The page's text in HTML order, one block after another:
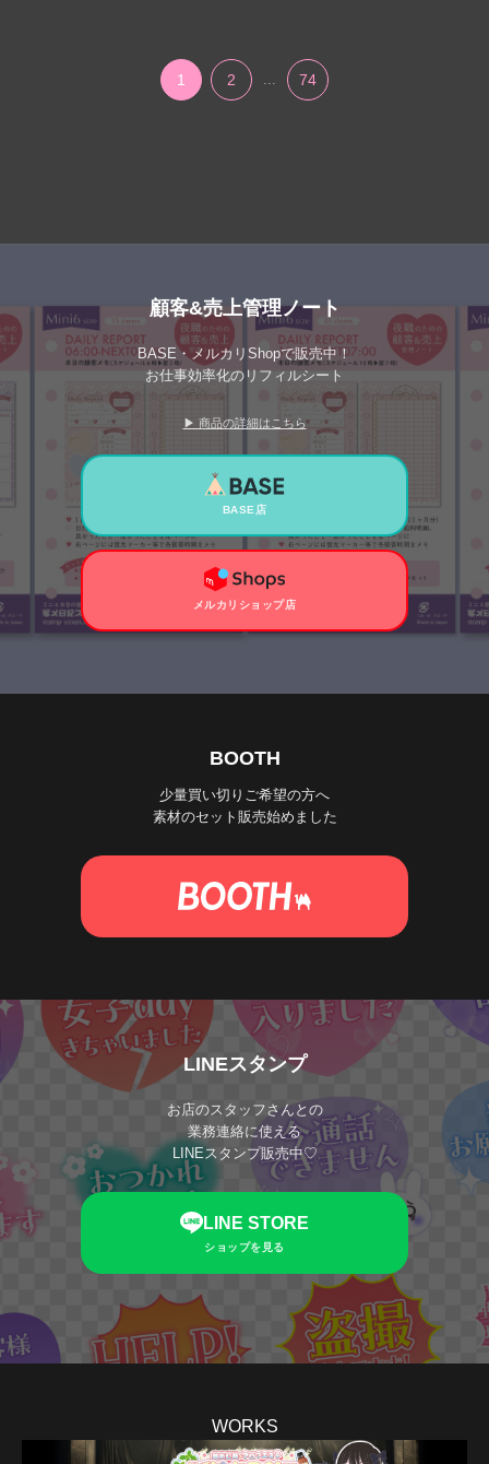
1 2 ... 74
顧客&売上管理ノート
BASE・メルカリShopで販売中！
お仕事効率化のリフィルシート
▶ 商品の詳細はこちら
BASE店
メルカリショップ店
BOOTH
少量買い切りご希望の方へ
素材のセット販売始めました
LINEスタンプ
お店のスタッフさんとの
業務連絡に使える
LINEスタンプ販売中♡
LINE STORE
ショップを見る
WORKS